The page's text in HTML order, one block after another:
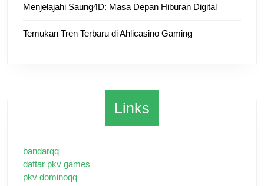
Menjelajahi Saung4D: Masa Depan Hiburan Digital
Temukan Tren Terbaru di Ahlicasino Gaming
Links
bandarqq
daftar pkv games
pkv dominoqq